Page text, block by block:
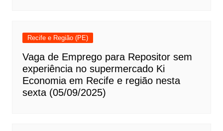
Recife e Região (PE)
Vaga de Emprego para Repositor sem
experiência no supermercado Ki
Economia em Recife e região nesta
sexta (05/09/2025)